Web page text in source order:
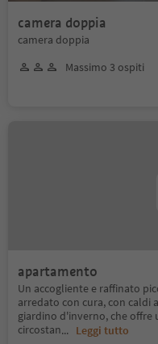
camera doppia
camera doppia
Massimo 3 ospiti
apartamento
Un accogliente e raffinato
arredato con cura, con caldi
giardino d'inverno, che offre
circostan... Leggi tutto